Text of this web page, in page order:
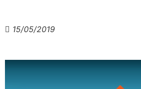
15/05/2019